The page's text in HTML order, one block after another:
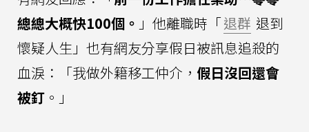
總總大概快100個。 」他離職時「退群 退到
懷疑人生」也有網友分享假日被訊息追殺的
血淚：「我做外籍移工仲介， 假日沒回還會
被釘 。」